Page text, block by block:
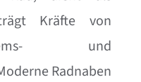
Kräfte von
und
Radnaben